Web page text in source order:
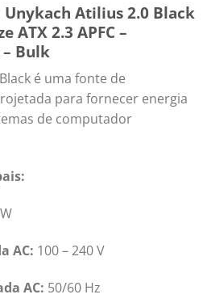
Atilius 2.0 Black
ATX 2.3 APFC –
Bulk
é uma fonte de
para fornecer energia
de computador
AC: 100 – 240 V
AC: 50/60 Hz